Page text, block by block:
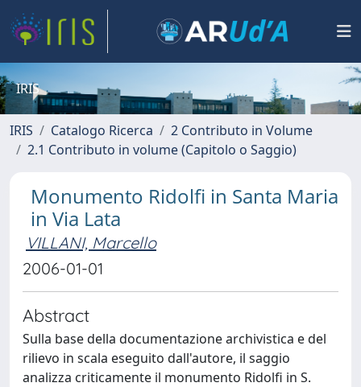
IRIS
IRIS Catalogo Ricerca
2 Contributo in Volume
2.1 Contributo in volume (Capitolo o Saggio)
Monumento Ridolfi in Santa Maria
in Via Lata
VILLANI, Marcello
2006-01-01
Abstract
Sulla base della documentazione archivistica e del
rilievo in scala eseguito dall'autore, il saggio
analizza criticamente il monumento Ridolfi in S.